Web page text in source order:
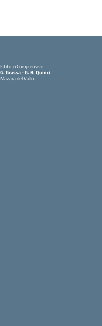
Istituto Comprensivo
G. Grassa - G. B. Quinci
Mazara del Vallo